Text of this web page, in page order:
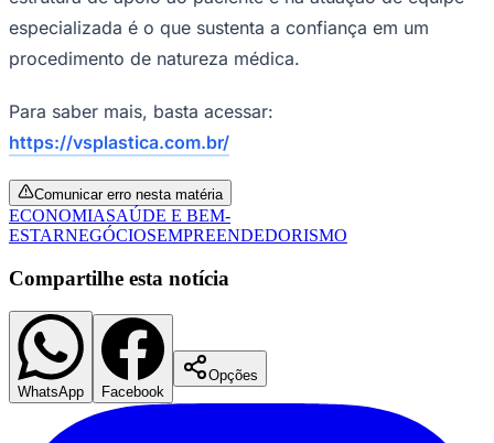
especializada é o que sustenta a confiança em um
procedimento de natureza médica.
Para saber mais, basta acessar:
https://vsplastica.com.br/
Comunicar erro nesta matéria
ECONOMIASAÚDE E BEM-
ESTARNEGÓCIOSEMPREENDEDORISMO
Compartilhe esta notícia
WhatsApp Facebook
Opções